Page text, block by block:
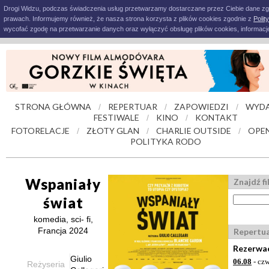
Drogi Widzu, podczas świadczenia usług przetwarzamy dostarczane przez Ciebie dane
prawach. Informujemy również, że nasza strona korzysta z plików cookies zgodnie z
wycofać zgodę na przetwarzanie danych oraz wyłączyć obsługę plików cookies,
STRONA GŁÓWNA / REPERTUAR / ZAPOWIEDZI /
FESTIWALE
/ KINO /
KONTAKT
FOTORELACJE
/ ZŁOTY GLAN / CHARLIE OUTSIDE /
POLITYKA RODO
Wspaniały
świat
komedia, sci- fi,
Francja 2024
Reżyseria
Giulio
Znajdź
06.08 -